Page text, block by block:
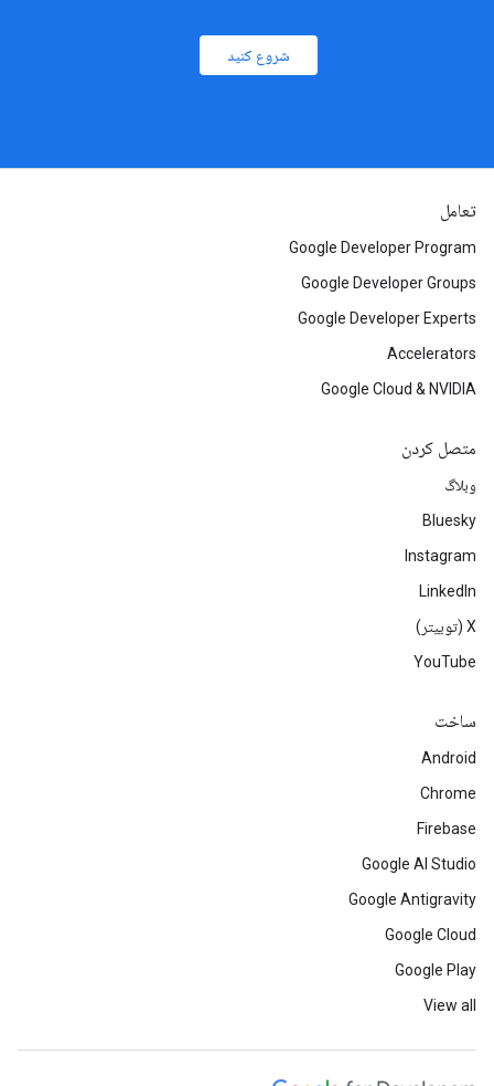
شروع کنید
تعامل
Google Developer Program
Google Developer Groups
Google Developer Experts
Accelerators
Google Cloud & NVIDIA
متصل کردن
وبلاگ
Bluesky
Instagram
LinkedIn
‫X (توییتر)
YouTube
ساخت
Android
Chrome
Firebase
Google AI Studio
Google Antigravity
Google Cloud
Google Play
View all